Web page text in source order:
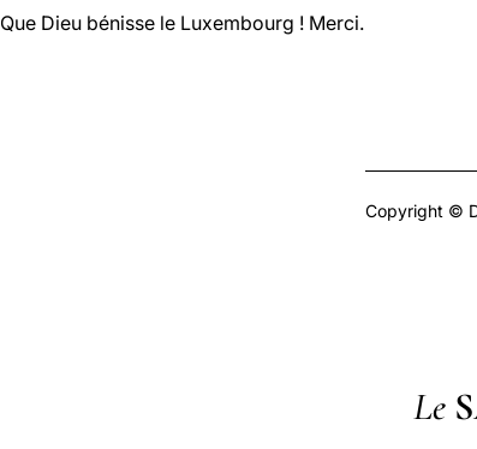
Que Dieu bénisse le Luxembourg ! Merci.
Copyright ©
Le